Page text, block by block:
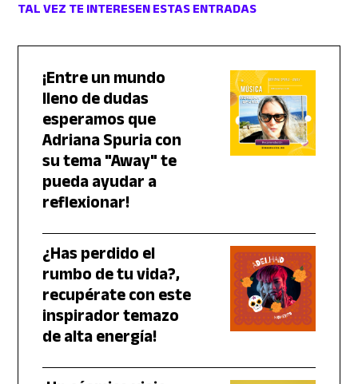
TAL VEZ TE INTERESEN ESTAS ENTRADAS
¡Entre un mundo
lleno de dudas
esperamos que
Adriana Spuria con
su tema "Away" te
pueda ayudar a
reflexionar!
¿Has perdido el
rumbo de tu vida?,
recupérate con este
inspirador temazo
de alta energía!